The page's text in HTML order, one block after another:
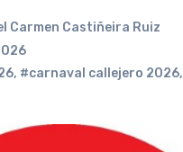
Carmen Castiñeira Ruiz
, #carnaval callejero 2026,